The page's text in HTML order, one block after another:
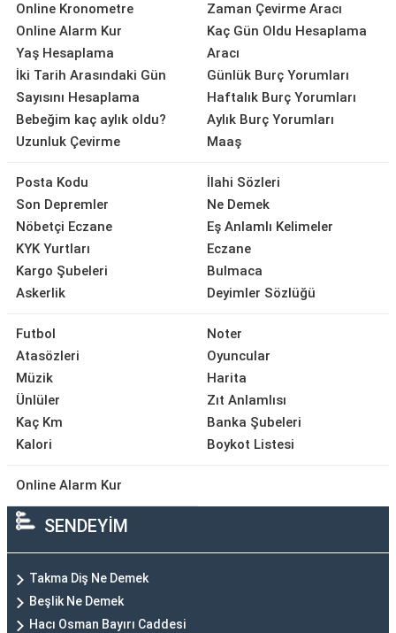
Online Kronometre
Online Alarm Kur
Yaş Hesaplama
İki Tarih Arasındaki Gün
Sayısını Hesaplama
Bebeğim kaç aylık oldu?
Uzunluk Çevirme
Zaman Çevirme Aracı
Kaç Gün Oldu Hesaplama
Aracı
Günlük Burç Yorumları
Haftalık Burç Yorumları
Aylık Burç Yorumları
Maaş
Posta Kodu
Son Depremler
Nöbetçi Eczane
KYK Yurtları
Kargo Şubeleri
Askerlik
İlahi Sözleri
Ne Demek
Eş Anlamlı Kelimeler
Eczane
Bulmaca
Deyimler Sözlüğü
Futbol
Atasözleri
Müzik
Ünlüler
Kaç Km
Kalori
Noter
Oyuncular
Harita
Zıt Anlamlısı
Banka Şubeleri
Boykot Listesi
Online Alarm Kur
SENDEYİM
Takma Diş Ne Demek
Beşlik Ne Demek
Hacı Osman Bayırı Caddesi